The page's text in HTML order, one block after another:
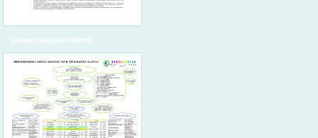
Organizacijska shema